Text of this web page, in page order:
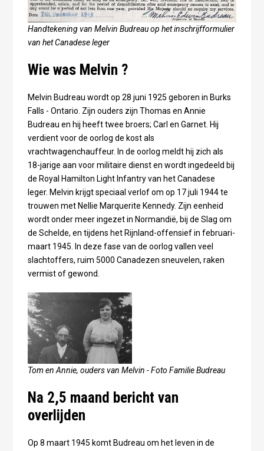
Handtekening van Melvin Budreau op het inschrijfformulier
van het Canadese leger
Wie was Melvin ?
Melvin Budreau wordt op 28 juni 1925 geboren in Burks
Falls - Ontario. Zijn ouders zijn Thomas en Annie
Budreau en hij heeft twee broers; Carl en Garnet. Hij
verdient voor de oorlog de kost als
vrachtwagenchauffeur. In de oorlog meldt hij zich als
18-jarige aan voor militaire dienst en wordt ingedeeld bij
de Royal Hamilton Light Infantry van het Canadese
leger. Melvin krijgt speciaal verlof om op 17 juli 1944 te
trouwen met Nellie Marquerite Kennedy. Zijn eenheid
wordt onder meer ingezet in Normandië, bij de Slag om
de Schelde, en tijdens het Rijnland-offensief in februari-
maart 1945. In deze fase van de oorlog vallen veel
slachtoffers, ruim 5000 Canadezen sneuvelen, raken
vermist of gewond.
Tom en Annie, ouders van Melvin - Foto Familie Budreau
Na 2,5 maand bericht van
overlijden
Op 8 maart 1945 komt Budreau om het leven in de